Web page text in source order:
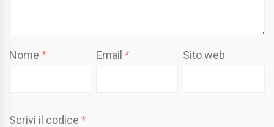
Nome * Email* Sito web
Scrivi il codice *